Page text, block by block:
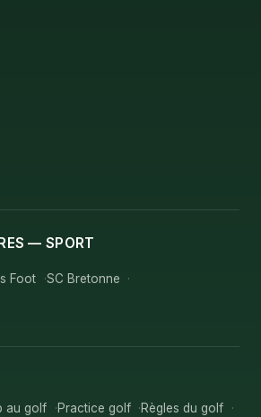
— SPORT
Foot
SC Bretonne
au golf Practice golf
Règles du golf